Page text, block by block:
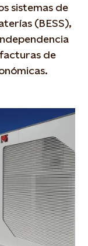
sistemas de
(BESS),
de